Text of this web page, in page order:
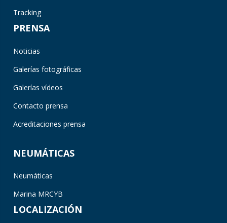
Tracking
PRENSA
Noticias
Galerías fotográficas
Galerías vídeos
Contacto prensa
Acreditaciones prensa
NEUMÁTICAS
Neumáticas
Marina MRCYB
LOCALIZACIÓN